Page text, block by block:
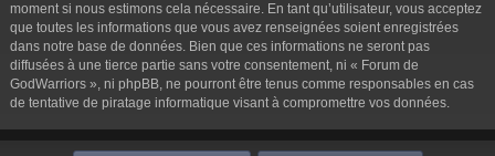
moment si nous estimons cela nécessaire. En tant qu’utilisateur, vous acceptez
que toutes les informations que vous avez renseignées soient enregistrées
dans notre base de données. Bien que ces informations ne seront pas
diffusées à une tierce partie sans votre consentement, ni « Forum de
GodWarriors », ni phpBB, ne pourront être tenus comme responsables en cas
de tentative de piratage informatique visant à compromettre vos données.